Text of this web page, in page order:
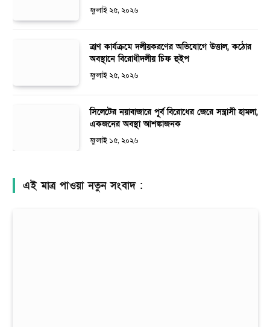
জুলাই ২৫, ২০২৬
ত্রাণ কার্যক্রমে দলীয়করণের অভিযোগে উত্তাল, কঠোর
অবস্থানে বিরোধীদলীয় চিফ হুইপ
জুলাই ২৫, ২০২৬
সিলেটের নয়াবাজারে পূর্ব বিরোধের জেরে সন্ত্রাসী হামলা,
একজনের অবস্থা আশঙ্কাজনক
জুলাই ১৫, ২০২৬
এই মাত্র পাওয়া নতুন সংবাদ :